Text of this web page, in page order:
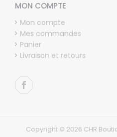
MON COMPTE
Mon compte
Mes commandes
Panier
Livraison et retours
Copyright © 2026 CHR